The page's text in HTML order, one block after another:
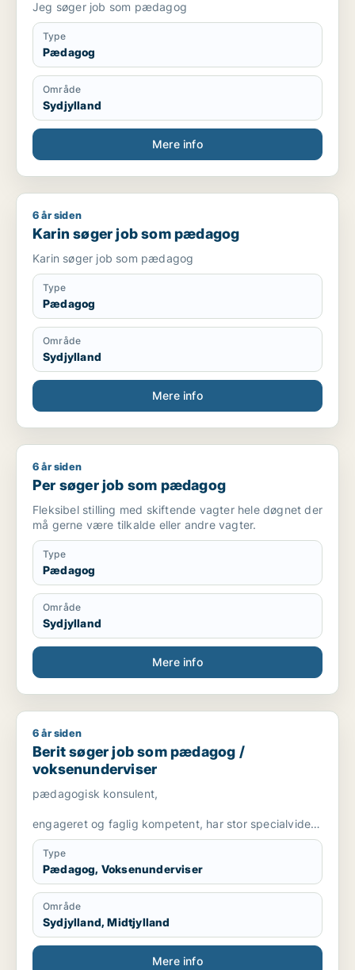
Jeg søger job som pædagog
Type
Pædagog
Område
Sydjylland
Mere info
Karin søger job som pædagog
6 år siden
Karin søger job som pædagog
Karin søger job som pædagog
Type
Pædagog
Område
Sydjylland
Mere info
Per søger job som pædagog
6 år siden
Per søger job som pædagog
Fleksibel stilling med skiftende vagter hele døgnet der
må gerne være tilkalde eller andre vagter.
Type
Pædagog
Område
Sydjylland
Mere info
Berit søger job som pædagog / voksenunderviser
6 år siden
Berit søger job som pædagog /
voksenunderviser
pædagogisk konsulent,
engageret og faglig kompetent, har stor specialviden
og er fleksibel
Type
Pædagog, Voksenunderviser
Område
Sydjylland, Midtjylland
Mere info